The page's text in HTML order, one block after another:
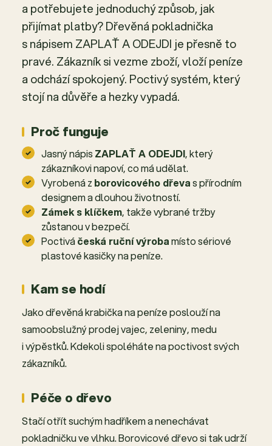
a potřebujete jednoduchý způsob, jak
přijímat platby? Dřevěná pokladnička
s nápisem ZAPLAŤ A ODEJDI je přesně to
pravé. Zákazník si vezme zboží, vloží peníze
a odchází spokojený. Poctivý systém, který
stojí na důvěře a hezky vypadá.
Proč funguje
Jasný nápis ZAPLAŤ A ODEJDI, který
zákazníkovi napoví, co má udělat.
Vyrobená z borovicového dřevas přírodním
designem a dlouhou životností.
Zámek s klíčkem, takže vybrané tržby
zůstanou v bezpečí.
Poctiváčeská ruční výrobamísto sériové
plastové kasičky na peníze.
Kam se hodí
Jako dřevěná krabička na peníze poslouží na
samoobslužný prodej vajec, zeleniny, medu
i výpěstků. Kdekoli spoléháte na poctivost svých
zákazníků.
Péče o dřevo
Stačí otřít suchým hadříkem a nenechávat
pokladničku ve vlhku. Borovicové dřevo si tak udrží